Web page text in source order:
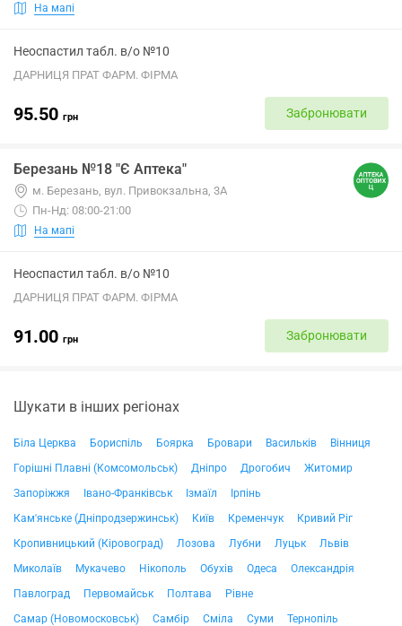
На мапі
Неоспастил табл. в/о №10
ДАРНИЦЯ ПРАТ ФАРМ. ФІРМА
95.50 грн Забронювати
Березань №18 "Є Аптека"
м. Березань, вул. Привокзальна, 3А
Пн-Нд: 08:00-21:00
На мапі
Неоспастил табл. в/о №10
ДАРНИЦЯ ПРАТ ФАРМ. ФІРМА
91.00 грн Забронювати
Шукати в інших регіонах
Біла Церква Бориспіль Боярка Бровари Васильків
Вінниця
Горішні Плавні (Комсомольськ)
Дніпро Дрогобич
Житомир
Запоріжжя
Івано-Франківськ Ізмаїл
Ірпінь
Кам'янське (Дніпродзержинськ)
Київ Кременчук
Кривий Ріг
Кропивницький (Кіровоград)
Лозова Лубни Луцьк
Львів
Миколаїв
Мукачево Нікополь Обухів Одеса
Олександрія
Павлоград
Первомайськ Полтава
Рівне
Самар (Новомосковськ)
Самбір Сміла Суми
Тернопіль